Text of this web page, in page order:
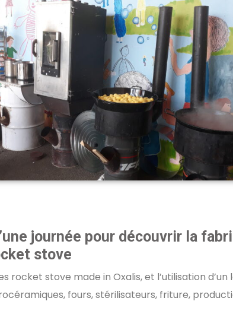
journée pour découvrir la
stove
rocket stove made in Oxalis, et l’utilisation
fours, stérilisateurs, friture,